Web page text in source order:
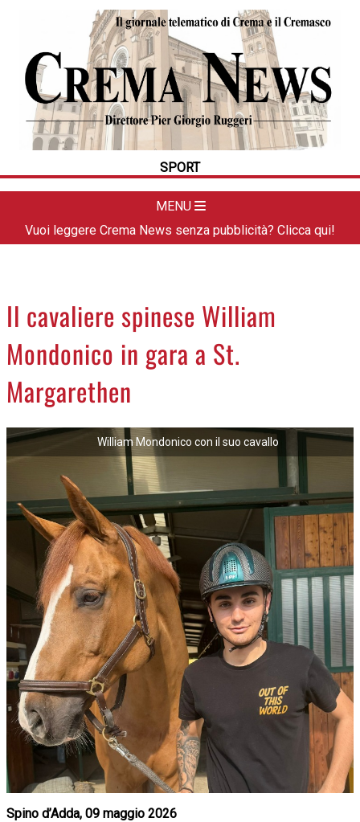
SPORT
MENU
HOME
CRONACA
POLITICA
LA FOTO
DAL TERRITORIO
APPUNTAMENTI
LA PIAZZA
ANIMALI
ACCEDI
Vuoi leggere Crema News senza pubblicità? Clicca qui!
Il cavaliere spinese William
Mondonico in gara a St.
Margarethen
William Mondonico con il suo cavallo
Spino d’Adda, 09 maggio 2026